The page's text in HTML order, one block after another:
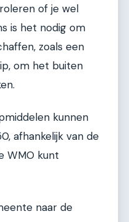
of je wel
is het nodig om
zoals een
om het buiten
kunnen
afhankelijk van de
WMO kunt
naar de